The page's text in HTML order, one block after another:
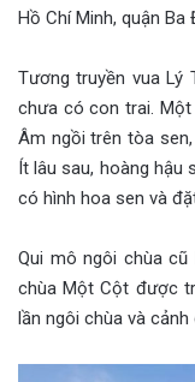
Hồ Chí Minh, quận Ba
Tương truyền vua Lý
chưa có con trai.
Âm ngồi trên tòa
Ít lâu sau, hoàng hậu
có hình hoa sen và
Qui mô ngôi chùa
chùa Một Cột được
lần ngôi chùa và